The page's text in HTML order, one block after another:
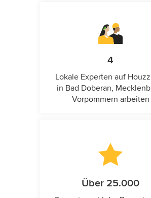
4
Lokale Experten auf
in Bad Doberan,
Vorpommern arbeiten
Über 25.000